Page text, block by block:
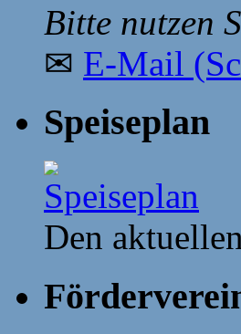
Bitte nutzen
✉ E-Mail
Speiseplan
Den